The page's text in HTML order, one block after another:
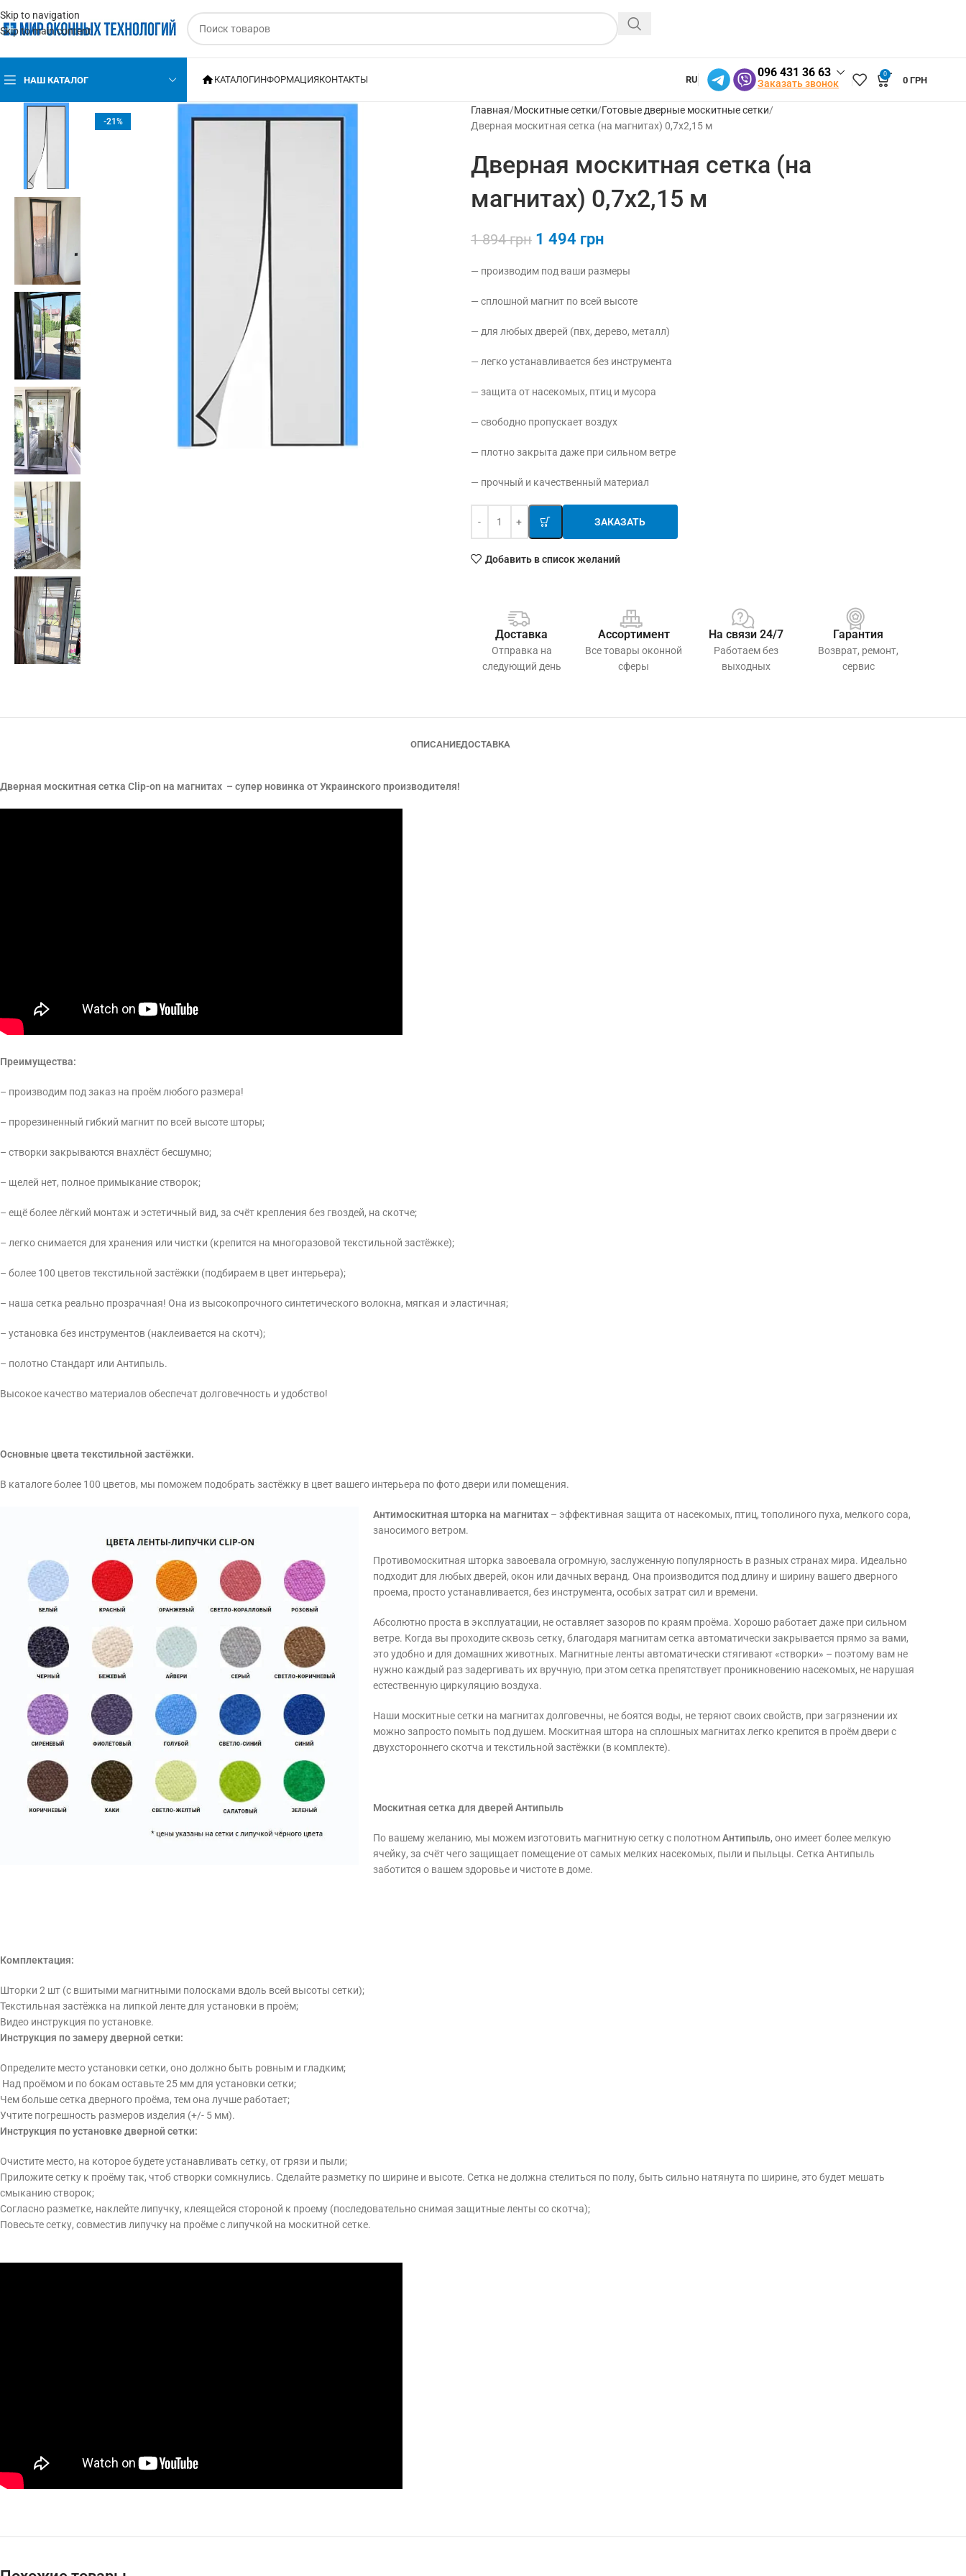
Skip to navigation
Skip to main content
НАШ КАТАЛОГ КАТАЛОГИНФОРМАЦИЯКОНТАКТЫ RU
096 431 36 63
Заказать звонок
0
0 ГРН
-21%
Главная Москитные сетки Готовые дверные москитные сетки
Дверная москитная сетка (на магнитах) 0,7х2,15 м
Дверная москитная сетка (на
магнитах) 0,7х2,15 м
1 894грн 1 494 грн
— производим под ваши размеры
— сплошной магнит по всей высоте
— для любых дверей (пвх, дерево, металл)
— легко устанавливается без инструмента
— защита от насекомых, птиц и мусора
— свободно пропускает воздух
— плотно закрыта даже при сильном ветре
— прочный и качественный материал
ЗАКАЗАТЬ
Добавить в список желаний
Доставка
Отправка на
следующий день
Ассортимент
Все товары оконной
сферы
На связи 24/7
Работаем без
выходных
Гарантия
Возврат, ремонт,
сервис
ОПИСАНИЕДОСТАВКА
Дверная москитная сетка Clip-on на магнитах – супер новинка от Украинского производителя!
Преимущества:
– производим под заказ на проём любого размера!
– прорезиненный гибкий магнит по всей высоте шторы;
– створки закрываются внахлёст бесшумно;
– щелей нет, полное примыкание створок;
– ещё более лёгкий монтаж и эстетичный вид, за счёт крепления без гвоздей, на скотче;
– легко снимается для хранения или чистки (крепится на многоразовой текстильной застёжке);
– более 100 цветов текстильной застёжки (подбираем в цвет интерьера);
– наша сетка реально прозрачная! Она из высокопрочного синтетического волокна, мягкая и эластичная;
– установка без инструментов (наклеивается на скотч);
– полотно Стандарт или Антипыль.
Высокое качество материалов обеспечат долговечность и удобство!
Основные цвета текстильной застёжки.
В каталоге более 100 цветов, мы поможем подобрать застёжку в цвет вашего интерьера по фото двери или помещения.
Антимоскитная шторка на магнитах – эффективная защита от насекомых, птиц, тополиного пуха, мелкого сора,
заносимого ветром.
Противомоскитная шторка завоевала огромную, заслуженную популярность в разных странах мира. Идеально
подходит для любых дверей, окон или дачных веранд. Она производится под длину и ширину вашего дверного
проема, просто устанавливается, без инструмента, особых затрат сил и времени.
Абсолютно проста в эксплуатации, не оставляет зазоров по краям проёма. Хорошо работает даже при сильном
ветре. Когда вы проходите сквозь сетку, благодаря магнитам сетка автоматически закрывается прямо за вами,
это удобно и для домашних животных. Магнитные ленты автоматически стягивают «створки» – поэтому вам не
нужно каждый раз задергивать их вручную, при этом сетка препятствует проникновению насекомых, не нарушая
естественную циркуляцию воздуха.
Наши москитные сетки на магнитах долговечны, не боятся воды, не теряют своих свойств, при загрязнении их
можно запросто помыть под душем. Москитная штора на сплошных магнитах легко крепится в проём двери с
двухстороннего скотча и текстильной застёжки (в комплекте).
Москитная сетка для дверей Антипыль
По вашему желанию, мы можем изготовить магнитную сетку с полотномАнтипыль, оно имеет более мелкую
ячейку, за счёт чего защищает помещение от самых мелких насекомых, пыли и пыльцы. Сетка Антипыль
заботится о вашем здоровье и чистоте в доме.
Комплектация:
Шторки 2 шт (с вшитыми магнитными полосками вдоль всей высоты сетки);
Текстильная застёжка на липкой ленте для установки в проём;
Видео инструкция по установке.
Инструкция по замеру дверной сетки:
Определите место установки сетки, оно должно быть ровным и гладким;
Над проёмом и по бокам оставьте 25 мм для установки сетки;
Чем больше сетка дверного проёма, тем она лучше работает;
Учтите погрешность размеров изделия (+/- 5 мм).
Инструкция по установке дверной сетки:
Очистите место, на которое будете устанавливать сетку, от грязи и пыли;
Приложите сетку к проёму так, чтоб створки сомкнулись. Сделайте разметку по ширине и высоте. Сетка не должна стелиться по полу, быть сильно натянута по ширине, это будет мешать
смыканию створок;
Согласно разметке, наклейте липучку, клеящейся стороной к проему (последовательно снимая защитные ленты со скотча);
Повесьте сетку, совместив липучку на проёме с липучкой на москитной сетке.